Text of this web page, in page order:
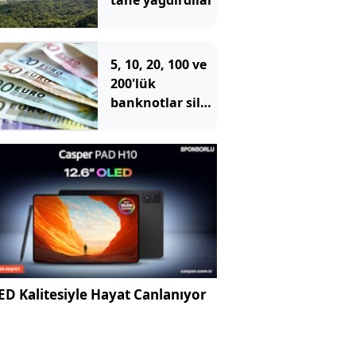
5, 10, 20, 100 ve
200'lük
banknotlar sil
Kalitesiyle Hayat Canlanıyor